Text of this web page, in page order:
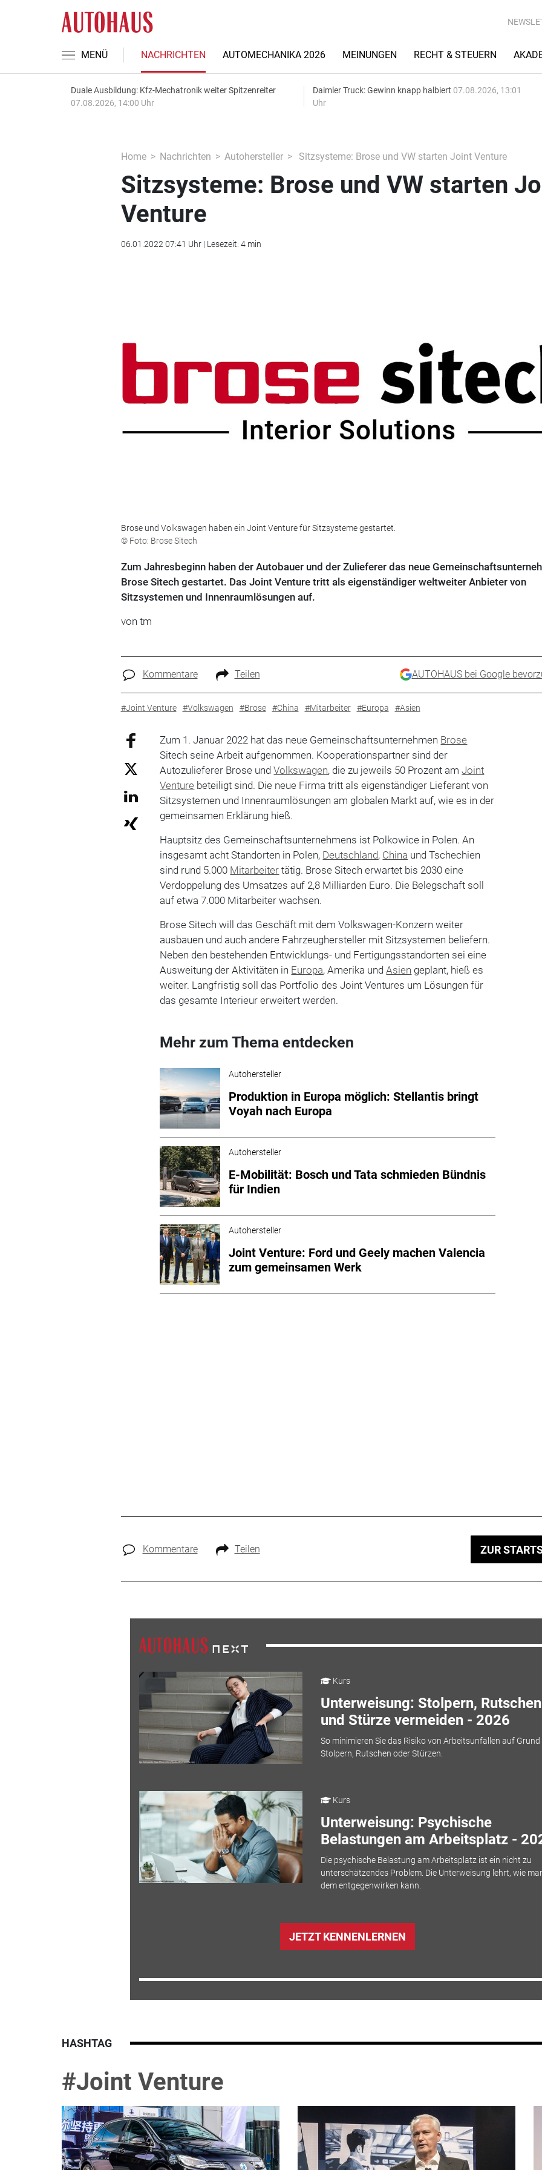
MENÜ NACHRICHTEN AUTOMECHANIKA 2026 MEINUNGEN RECHT & STEUERN
Duale Ausbildung: Kfz-Mechatronik weiter Spitzenreiter
07.08.2026, 14:00 Uhr
Daimler Truck: Gewinn knapp halbiert 07.08.2026, 13:01
Uhr
Home Nachrichten Autohersteller Sitzsysteme: Brose und VW starten Joint Venture
Sitzsysteme: Brose und VW starten
Venture
06.01.2022 07:41 Uhr | Lesezeit: 4 min
Brose und Volkswagen haben ein Joint Venture für Sitzsysteme gestartet.
© Foto: Brose Sitech
Zum Jahresbeginn haben der Autobauer und der Zulieferer das neue
Brose Sitech gestartet. Das Joint Venture tritt als eigenständiger weltweiter Anbieter von
Sitzsystemen und Innenraumlösungen auf.
von tm
Kommentare Teilen AUTOHAUS bei Google
#Joint Venture #Volkswagen #Brose #China #Mitarbeiter #Europa #Asien
Zum 1. Januar 2022 hat das neue Gemeinschaftsunternehmen Brose
Sitech seine Arbeit aufgenommen. Kooperationspartner sind der
Autozulieferer Brose undVolkswagen, die zu jeweils 50 Prozent amJoint
Venture beteiligt sind. Die neue Firma tritt als eigenständiger Lieferant von
Sitzsystemen und Innenraumlösungen am globalen Markt auf, wie es in der
gemeinsamen Erklärung hieß.
Hauptsitz des Gemeinschaftsunternehmens ist Polkowice in Polen. An
insgesamt acht Standorten in Polen, Deutschland, China und Tschechien
sind rund 5.000 Mitarbeiter tätig. Brose Sitech erwartet bis 2030 eine
Verdoppelung des Umsatzes auf 2,8 Milliarden Euro. Die Belegschaft soll
auf etwa 7.000 Mitarbeiter wachsen.
Brose Sitech will das Geschäft mit dem Volkswagen-Konzern weiter
ausbauen und auch andere Fahrzeughersteller mit Sitzsystemen beliefern.
Neben den bestehenden Entwicklungs- und Fertigungsstandorten sei eine
Ausweitung der Aktivitäten in Europa, Amerika undAsien geplant, hieß es
weiter. Langfristig soll das Portfolio des Joint Ventures um Lösungen für
das gesamte Interieur erweitert werden.
Mehr zum Thema entdecken
Autohersteller
Produktion in Europa möglich: Stellantis bringt
Voyah nach Europa
Autohersteller
E-Mobilität: Bosch und Tata schmieden Bündnis
für Indien
Autohersteller
Joint Venture: Ford und Geely machen Valencia
zum gemeinsamen Werk
Kommentare Teilen ZUR
Kurs
Unterweisung: Stolpern, Rutschen
und Stürze vermeiden - 2026
So minimieren Sie das Risiko von Arbeitsunfällen auf Grund
Stolpern, Rutschen oder Stürzen.
Kurs
Unterweisung: Psychische
Belastungen am Arbeitsplatz -
Die psychische Belastung am Arbeitsplatz ist ein nicht zu
unterschätzendes Problem. Die Unterweisung lehrt, wie
dem entgegenwirken kann.
JETZT KENNENLERNEN
HASHTAG
#Joint Venture